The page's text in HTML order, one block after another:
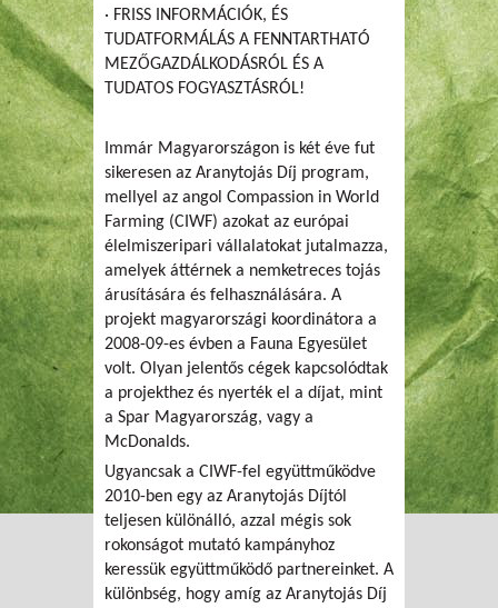
· FRISS INFORMÁCIÓK, ÉS
TUDATFORMÁLÁS A FENNTARTHATÓ
MEZŐGAZDÁLKODÁSRÓL ÉS A
TUDATOS FOGYASZTÁSRÓL!
Immár Magyarországon is két éve fut
sikeresen az Aranytojás Díj program,
mellyel az angol Compassion in World
Farming (CIWF) azokat az európai
élelmiszeripari vállalatokat jutalmazza,
amelyek áttérnek a nemketreces tojás
árusítására és felhasználására. A
projekt magyarországi koordinátora a
2008-09-es évben a Fauna Egyesület
volt. Olyan jelentős cégek kapcsolódtak
a projekthez és nyerték el a díjat, mint
a Spar Magyarország, vagy a
McDonalds.
Ugyancsak a CIWF-fel együttműködve
2010-ben egy az Aranytojás Díjtól
teljesen különálló, azzal mégis sok
rokonságot mutató kampányhoz
keressük együttműködő partnereinket. A
különbség, hogy amíg az Aranytojás Díj